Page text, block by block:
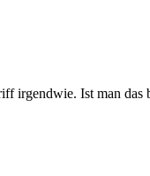
irgendwie. Ist man das